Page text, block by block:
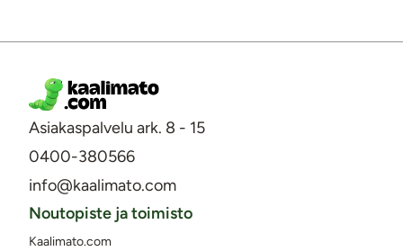
Asiakaspalvelu ark. 8 - 15
0400-380566
info@kaalimato.com
Noutopiste ja toimisto
Kaalimato.com